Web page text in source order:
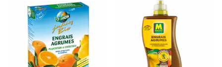
de
prix :
7,49 €
à
14,95 €
prix :
4,99 €
à
18,95 €